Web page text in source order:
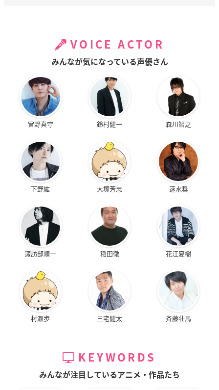
VOICE ACTOR
みんなが気になっている声優さん
宮野真守 鈴村健一 森川智之
下野紘 大塚芳忠 速水奨
諏訪部順一 稲田徹 花江夏樹
村瀬歩 三宅健太 斉藤壮馬
KEYWORDS
みんなが注目しているアニメ・作品たち